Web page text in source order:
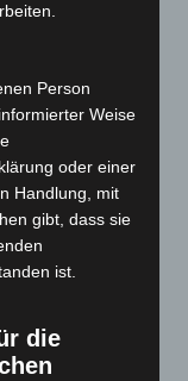
Person
Weise
oder einer
Handlung, mit
gibt, dass sie
ist.
die